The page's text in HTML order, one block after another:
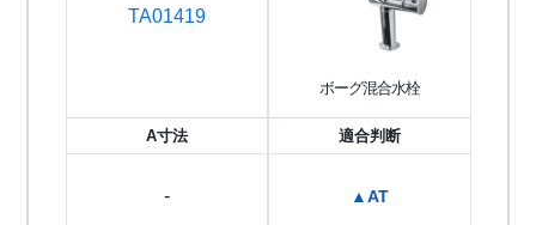
TA01419
ボーグ混合水栓
A寸法
-
適合判断
▲AT